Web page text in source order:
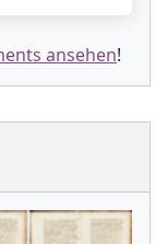
ansehen!